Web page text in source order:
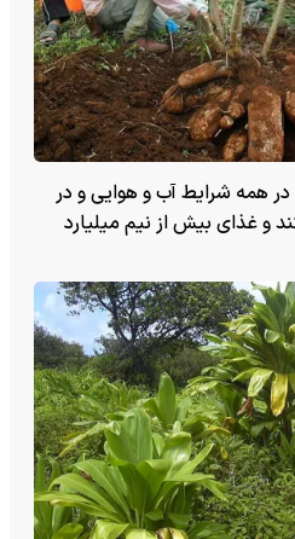
در همه شرایط آب و هوایی و در
و غذای بیش از نیم میلیارد